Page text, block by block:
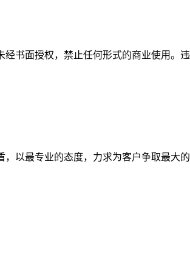
书面授权，禁止任何形式的商业使用。
最专业的态度，力求为客户争取最大的